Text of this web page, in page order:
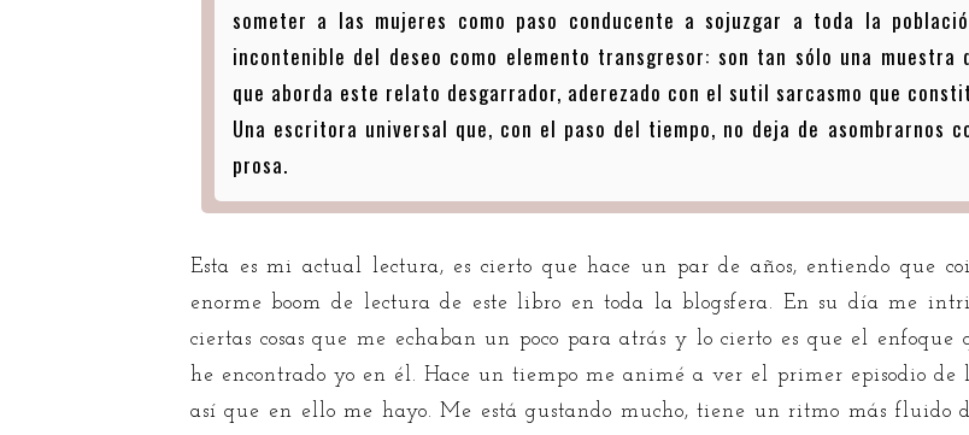
someter a las mujeres como paso conducente a sojuzgar a toda la
incontenible del deseo como elemento transgresor: son tan sólo una muestra
que aborda este relato desgarrador, aderezado con el sutil sarcasmo que
Una escritora universal que, con el paso del tiempo, no deja de asombrarnos
prosa.
Esta es mi actual lectura, es cierto que hace un par de años, entiendo que
enorme boom de lectura de este libro en toda la blogsfera. En su día me
ciertas cosas que me echaban un poco para atrás y lo cierto es que el
he encontrado yo en él. Hace un tiempo me animé a ver el primer episodio
así que en ello me hayo. Me está gustando mucho, tiene un ritmo más fluido